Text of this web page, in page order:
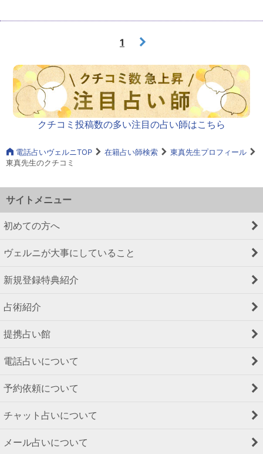
1
クチコミ投稿数の多い注目の占い師はこちら
電話占いヴェルニTOP 在籍占い師検索
東真先生プロフィール
東真先生のクチコミ
サイトメニュー
初めての方へ
ヴェルニが大事にしていること
新規登録特典紹介
占術紹介
提携占い館
電話占いについて
予約依頼について
チャット占いについて
メール占いについて